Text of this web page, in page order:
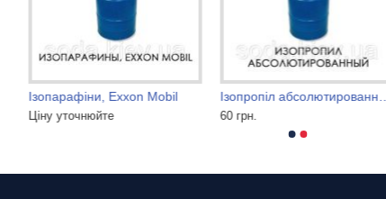
Ізопарафіни, Exxon Mobil
Ціну уточнюйте
Ізопропіл абсолютированный
60 грн.